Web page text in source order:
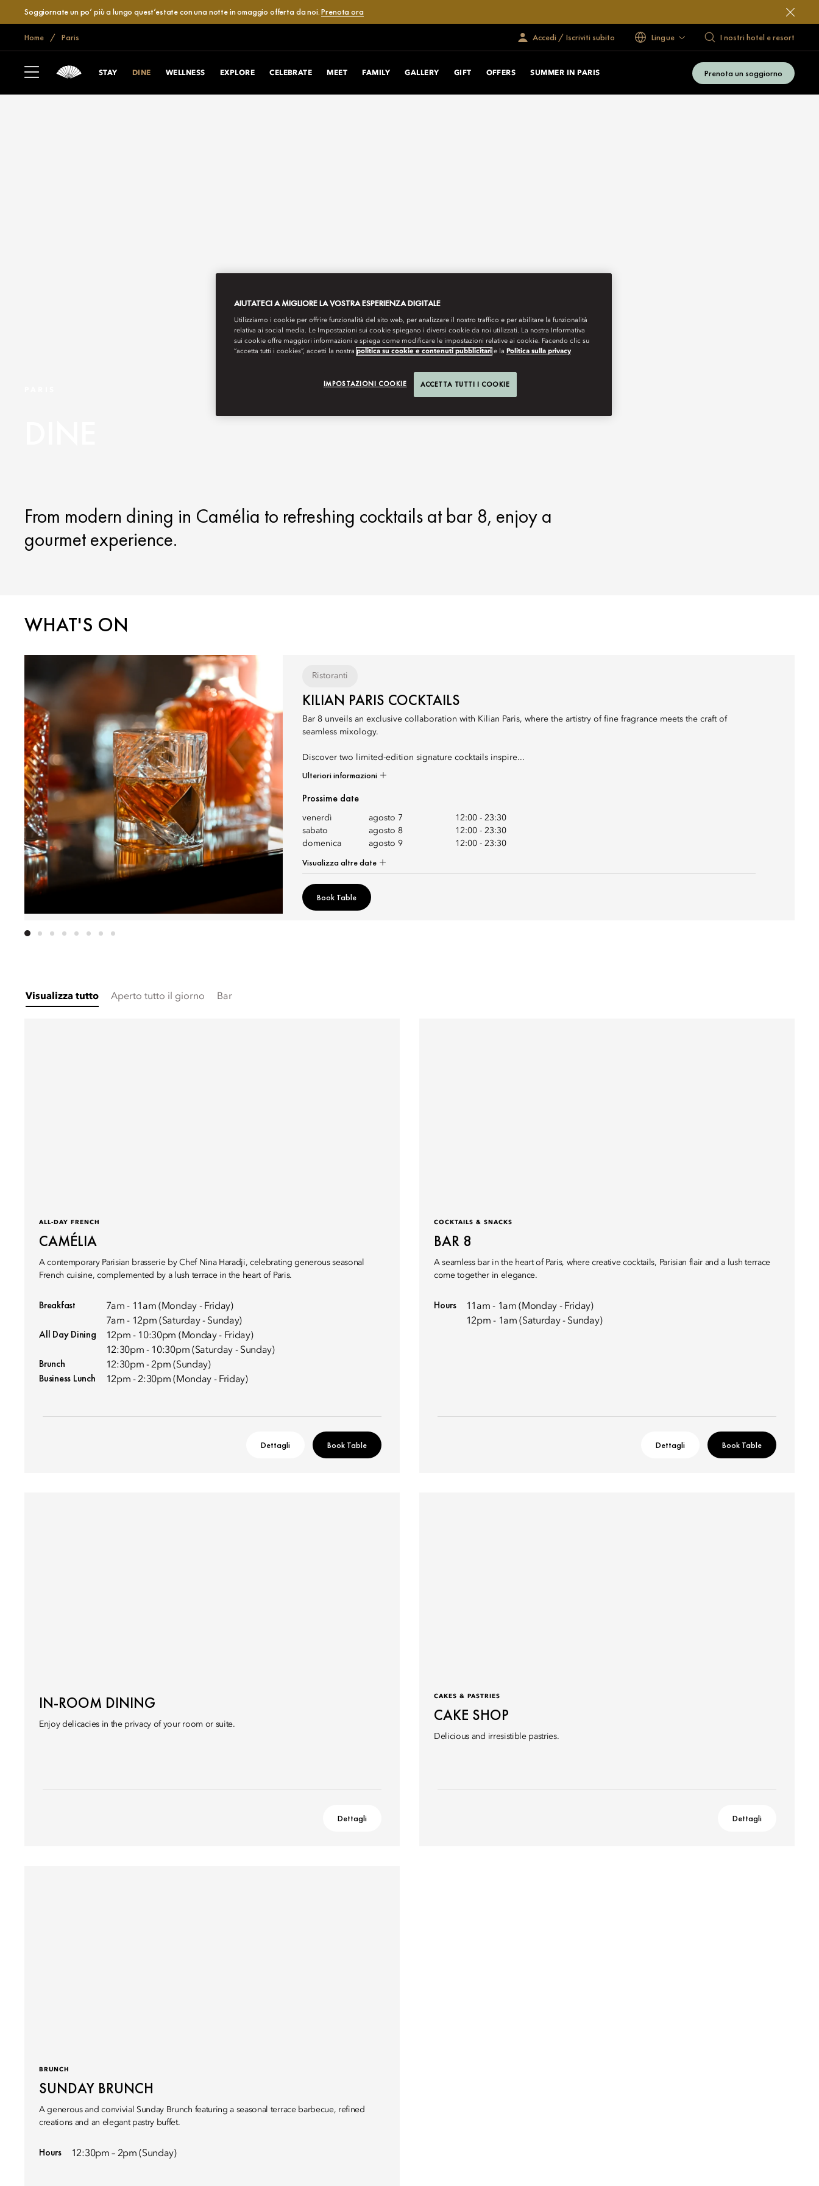
Soggiornate un po’ più a lungo quest’estate con una notte in omaggio offerta da noi.Prenota ora
Home Paris Accedi / Iscriviti subito Lingue I nostri hotel e resort
STAY DINE WELLNESS EXPLORE CELEBRATE MEET FAMILY GALLERY GIFT OFFERS SUMMER IN PARIS Prenota un soggiorno
From modern dining in Camélia to refreshing cocktails at bar 8, enjoy a
gourmet experience.
WHAT'S ON
Ristoranti
KILIAN PARIS COCKTAILS
Bar 8 unveils an exclusive collaboration with Kilian Paris, where the artistry of fine fragrance meets the craft of
seamless mixology.
Discover two limited-edition signature cocktails inspire...
Ulteriori informazioni
Prossime date
venerdì agosto 7 12:00 - 23:30
sabato
agosto 8 12:00 - 23:30
domenica
agosto 9 12:00 - 23:30
Visualizza altre date
Book Table
Visualizza tutto Aperto tutto il giorno Bar
ALL-DAY FRENCH
CAMÉLIA
A contemporary Parisian brasserie by Chef Nina Haradji, celebrating generous seasonal
French cuisine, complemented by a lush terrace in the heart of Paris.
Breakfast
7am - 11am (Monday - Friday)
7am - 12pm (Saturday - Sunday)
All Day Dining
12pm - 10:30pm (Monday - Friday)
12:30pm - 10:30pm (Saturday - Sunday)
Brunch 12:30pm - 2pm (Sunday)
Business Lunch 12pm - 2:30pm (Monday - Friday)
Dettagli Book Table
COCKTAILS & SNACKS
BAR 8
A seamless bar in the heart of Paris, where creative cocktails, Parisian flair and a lush terrace
come together in elegance.
Hours
11am - 1am (Monday - Friday)
12pm - 1am (Saturday - Sunday)
Dettagli Book Table
IN-ROOM DINING
Enjoy delicacies in the privacy of your room or suite.
Dettagli
CAKES & PASTRIES
CAKE SHOP
Delicious and irresistible pastries.
Dettagli
BRUNCH
SUNDAY BRUNCH
A generous and convivial Sunday Brunch featuring a seasonal terrace barbecue, refined
creations and an elegant pastry buffet.
Hours 12:30pm – 2pm (Sunday)
AIUTATECI A MIGLIORE LA VOSTRA ESPERIENZA DIGITALE
Utilizziamo i cookie per offrire funzionalità del sito web, per analizzare il nostro traffico e per abilitare la funzionalità
relativa ai social media. Le Impostazioni sui cookie spiegano i diversi cookie da noi utilizzati. La nostra Informativa
sui cookie offre maggiori informazioni e spiega come modificare le impostazioni relative ai cookie. Facendo clic su
“accetta tutti i cookies”, accetti la nostra politica su cookie e contenuti pubblicitari e la Politica sulla privacy
IMPOSTAZIONI COOKIE ACCETTA TUTTI I COOKIE